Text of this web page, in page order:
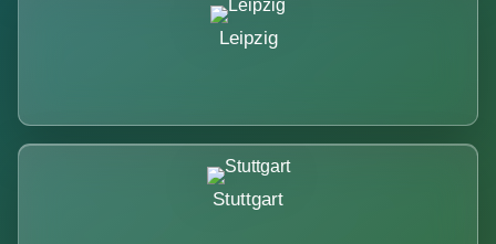
Leipzig
Stuttgart